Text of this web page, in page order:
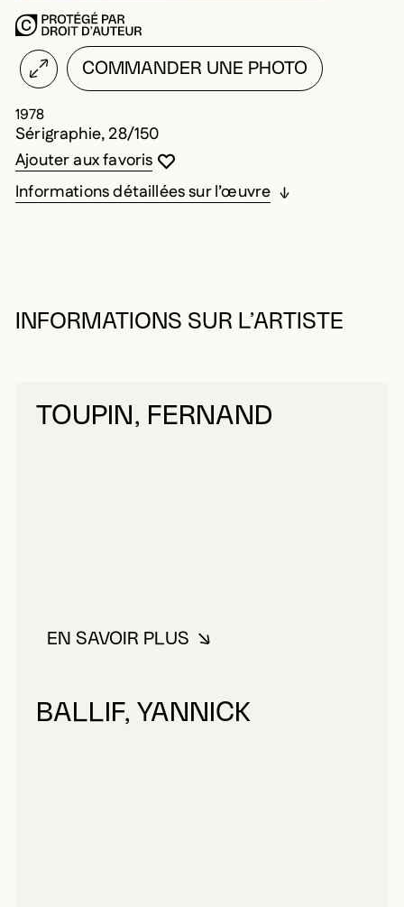
COMMANDER UNE PHOTO
1978
Sérigraphie, 28/150
Vous devez être connecté pour ajouter
Fermer la modale
Ouvrir la modale
Ajouter aux favoris
Informations détaillées sur l’œuvre
INFORMATIONS SUR L’ARTISTE
TOUPIN, FERNAND
EN SAVOIR PLUSÀ PROPOS DE TOUPIN,
BALLIF, YANNICK